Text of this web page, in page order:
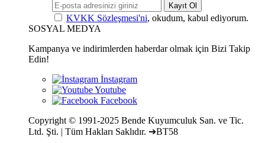
Kayıt Ol
KVKK Sözleşmesi'ni, okudum, kabul ediyorum.
SOSYAL MEDYA
Kampanya ve indirimlerden haberdar olmak için Bizi Takip
Edin!
Copyright © 1991-2025 Bende Kuyumculuk San. ve Tic.
Ltd. Şti. | Tüm Hakları Saklıdır. ➔BT58